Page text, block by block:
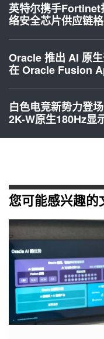
英特尔携手Fortinet
络安全芯片供应链
Oracle 推出 AI 原
在 Oracle Fusion
白色电竞新势力登
2K-W原生180Hz显
您可能感兴趣的